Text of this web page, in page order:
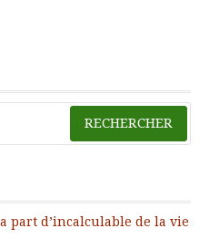
part d’incalculable de la vie